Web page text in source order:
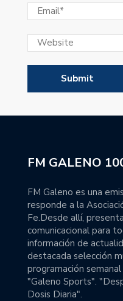
FM GALENO
FM Galeno es una
responde a la
Fe.Desde allí,
comunicacional para
información de
destacada selección
programación
"Galeno Sports".
Dosis Diaria".